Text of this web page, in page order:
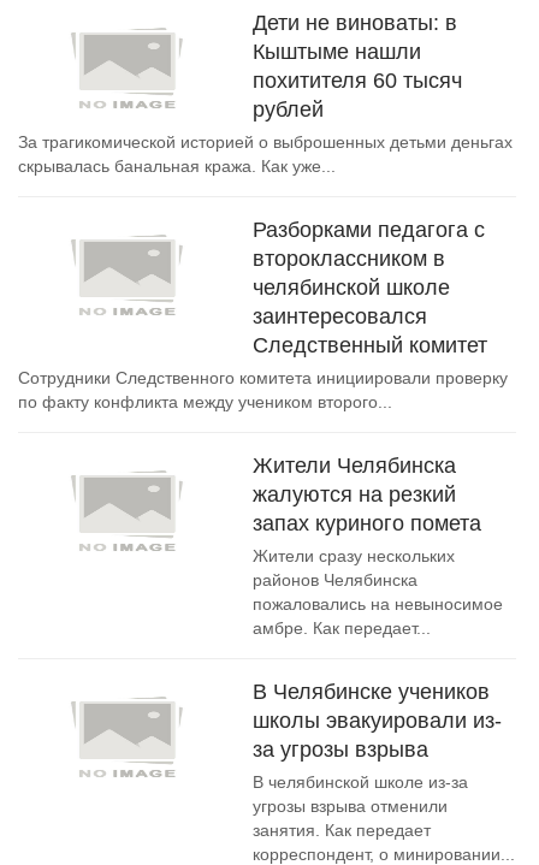
Дети не виноваты: в
Кыштыме нашли
похитителя 60 тысяч
рублей
За трагикомической историей о выброшенных детьми деньгах
скрывалась банальная кража. Как уже...
Разборками педагога с
второклассником в
челябинской школе
заинтересовался
Следственный комитет
Сотрудники Следственного комитета инициировали проверку
по факту конфликта между учеником второго...
Жители Челябинска
жалуются на резкий
запах куриного помета
Жители сразу нескольких
районов Челябинска
пожаловались на невыносимое
амбре. Как передает...
В Челябинске учеников
школы эвакуировали из-
за угрозы взрыва
В челябинской школе из-за
угрозы взрыва отменили
занятия. Как передает
корреспондент, о минировании...